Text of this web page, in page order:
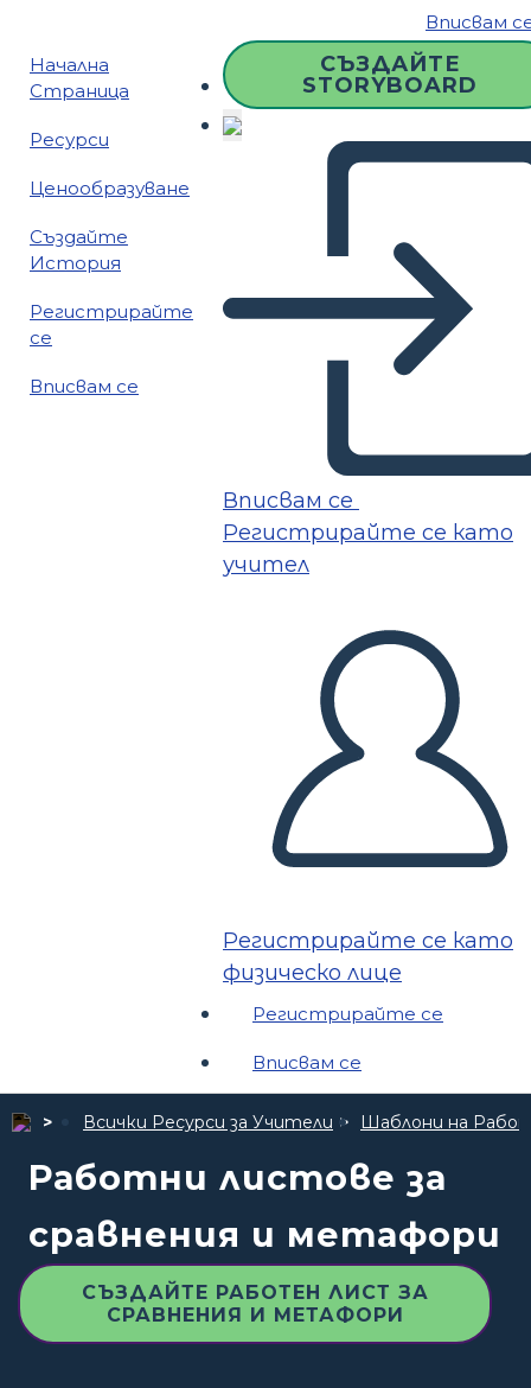
Вписвам
Начална
Страница
Ресурси
Ценообразуване
Създайте
История
Регистрирайте
се
Вписвам се
СЪЗДАЙТЕ
STORYBOARD
Вписвам се
Регистрирайте се като
учител
Регистрирайте се като
физическо лице
Регистрирайте се
Вписвам се
Всички Ресурси за Учители Шаблони на
Работни листове за
сравнения и метафори
СЪЗДАЙТЕ РАБОТЕН ЛИСТ ЗА
СРАВНЕНИЯ И МЕТАФОРИ